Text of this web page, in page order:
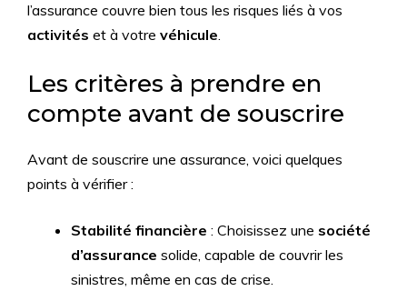
l’assurance couvre bien tous les risques liés à vos
activités et à votre véhicule.
Les critères à prendre en
compte avant de souscrire
Avant de souscrire une assurance, voici quelques
points à vérifier :
Stabilité financière : Choisissez une société
d’assurance solide, capable de couvrir les
sinistres, même en cas de crise.